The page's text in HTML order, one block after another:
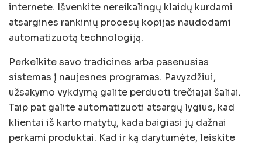
internete. Išvenkite nereikalingų klaidų kurdami
atsargines rankinių procesų kopijas naudodami
automatizuotą technologiją.
Perkelkite savo tradicines arba pasenusias
sistemas į naujesnes programas. Pavyzdžiui,
užsakymo vykdymą galite perduoti trečiajai šaliai.
Taip pat galite automatizuoti atsargų lygius, kad
klientai iš karto matytų, kada baigiasi jų dažnai
perkami produktai. Kad ir ką darytumėte, leiskite